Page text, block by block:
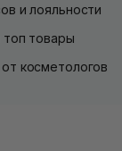
и лояльности
товары
косметологов